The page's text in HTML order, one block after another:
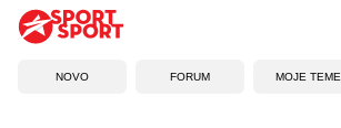
NOVO FORUM MOJE TEME